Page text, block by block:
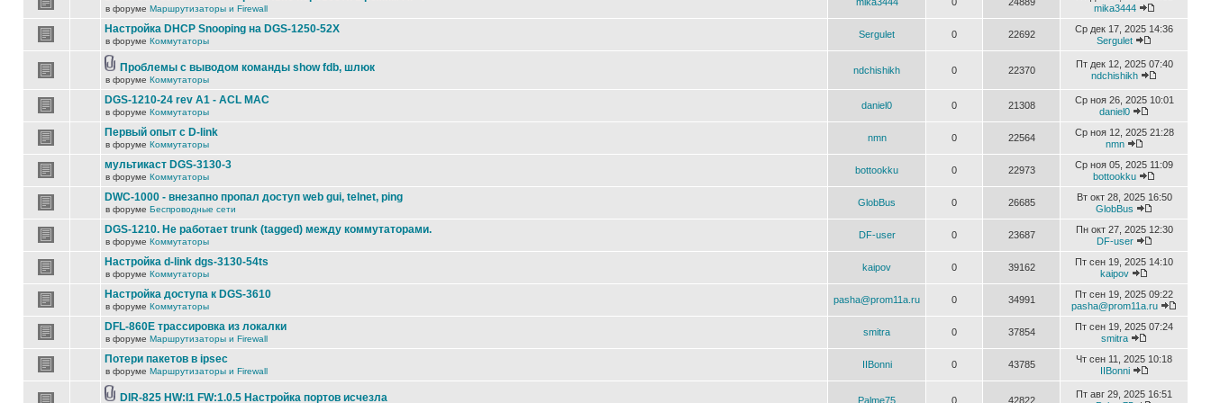
в форуме Маршрутизаторы и Firewall
mika3444
Настройка DHCP Snooping на DGS-1250-52X
в форуме Коммутаторы
Sergulet 0 22692
Ср дек 17, 2025 14:36
Sergulet
Проблемы с выводом команды show fdb, шлюк
в форуме Коммутаторы
ndchishikh 0 22370
Пт дек 12, 2025 07:40
ndchishikh
DGS-1210-24 rev A1 - ACL MAC
в форуме Коммутаторы
daniel0 0 21308
Ср ноя 26, 2025 10:01
daniel0
Первый опыт с D-link
в форуме Коммутаторы
nmn 0 22564
Ср ноя 12, 2025 21:28
nmn
мультикаст DGS-3130-3
в форуме Коммутаторы
bottookku 0 22973
Ср ноя 05, 2025 11:09
bottookku
DWC-1000 - внезапно пропал доступ web gui, telnet, ping
в форуме Беспроводные сети
GlobBus 0 26685
Вт окт 28, 2025 16:50
GlobBus
DGS-1210. Не работает trunk (tagged) между коммутаторами.
в форуме Коммутаторы
DF-user 0 23687
Пн окт 27, 2025 12:30
DF-user
Настройка d-link dgs-3130-54ts
в форуме Коммутаторы
kaipov 0 39162
Пт сен 19, 2025 14:10
kaipov
Настройка доступа к DGS-3610
в форуме Коммутаторы
pasha@prom11a.ru 0 34991
Пт сен 19, 2025 09:22
pasha@prom11a.ru
DFL-860E трассировка из локалки
в форуме Маршрутизаторы и Firewall
smitra 0 37854
Пт сен 19, 2025 07:24
smitra
Потери пакетов в ipsec
в форуме Маршрутизаторы и Firewall
IIBonni 0 43785
Чт сен 11, 2025 10:18
IIBonni
DIR-825 HW:I1 FW:1.0.5 Настройка портов исчезла Palme75 0 42822
Пт авг 29, 2025 16:51